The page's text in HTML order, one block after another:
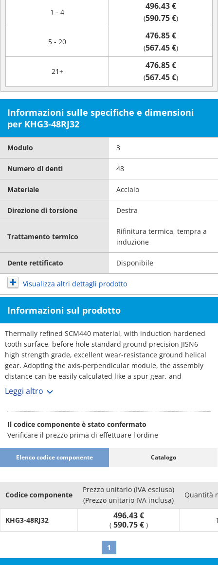
1 - 4
496.43 €
(590.75 €)
5 - 20
476.85 €
(567.45 €)
21+
476.85 €
(567.45 €)
Informazioni sulle specifiche e dimensioni
per KHG3-48RJ32
Modulo 3
Numero di denti 48
Materiale Acciaio
Direzione di torsione Destra
Trattamento termico
Rifinitura termica, tempra a
induzione
Dente rettificato Disponibile
Visualizza altri dettagli prodotto
Informazioni sul prodotto
Thermally refined SCM440 material, with induction hardened
tooth surface, before hole standard ground precision JISN6
high strength grade, excellent wear-resistance ground helical
gear. Adopting the axis-perpendicular module, the assembly
distance can be easily calculated like a spur gear, and
replacement with a spur gear of the same specification is
possible.
Leggi altro
Il codice componente è stato confermato
Verificare il prezzo prima di effettuare l'ordine
Elenco codice componente Catalogo
Codice componente
Prezzo unitario (IVA esclusa)
(Prezzo unitario IVA inclusa)
Quantità
KHG3-48RJ32 496.43 €
( 590.75 € )
1